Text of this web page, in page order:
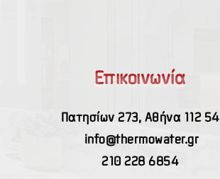
Επικοινωνία
Πατησίων 273, Αθήνα 112 54
info@thermowater.gr
210 228 6854